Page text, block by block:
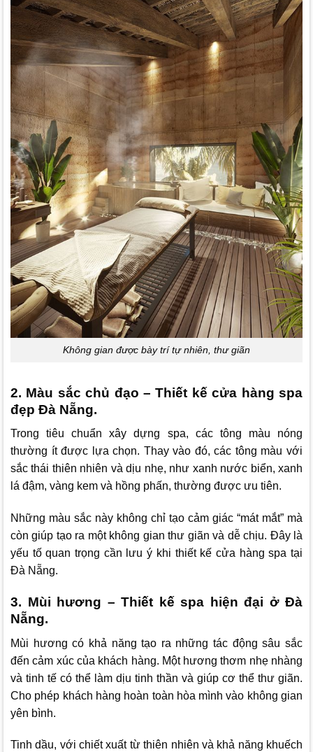
Không gian được bày trí tự nhiên, thư giãn
2. Màu sắc chủ đạo – Thiết kế cửa hàng spa
đẹp Đà Nẵng.
Trong tiêu chuẩn xây dựng spa, các tông màu nóng
thường ít được lựa chọn. Thay vào đó, các tông màu với
sắc thái thiên nhiên và dịu nhẹ, như xanh nước biển, xanh
lá đậm, vàng kem và hồng phấn, thường được ưu tiên.
Những màu sắc này không chỉ tạo cảm giác “mát mắt” mà
còn giúp tạo ra một không gian thư giãn và dễ chịu. Đây là
yếu tố quan trọng cần lưu ý khi thiết kế cửa hàng spa tại
Đà Nẵng.
3. Mùi hương – Thiết kế spa hiện đại ở Đà
Nẵng.
Mùi hương có khả năng tạo ra những tác động sâu sắc
đến cảm xúc của khách hàng. Một hương thơm nhẹ nhàng
và tinh tế có thể làm dịu tinh thần và giúp cơ thể thư giãn.
Cho phép khách hàng hoàn toàn hòa mình vào không gian
yên bình.
Tinh dầu, với chiết xuất từ thiên nhiên và khả năng khuếch